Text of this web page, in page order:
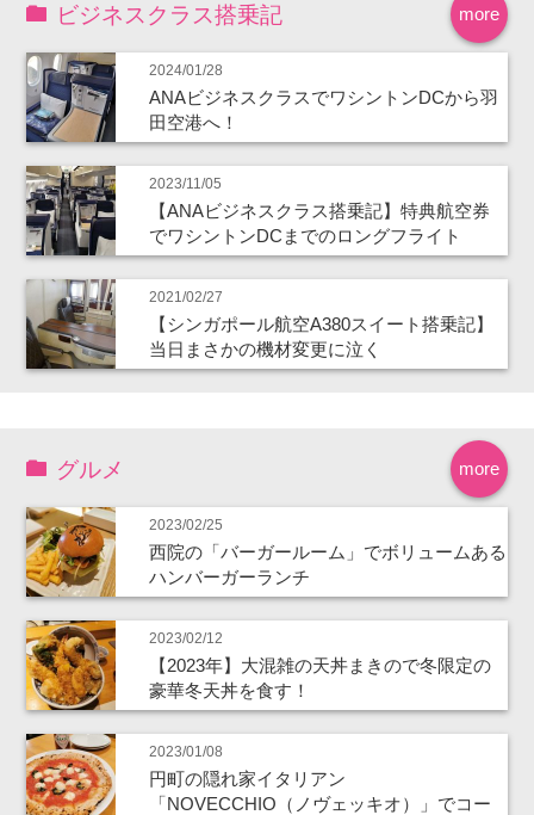
more
ビジネスクラス搭乗記
2024/01/28
ANAビジネスクラスでワシントンDCから羽
田空港へ！
2023/11/05
【ANAビジネスクラス搭乗記】特典航空券
でワシントンDCまでのロングフライト
2021/02/27
【シンガポール航空A380スイート搭乗記】
当日まさかの機材変更に泣く
more
グルメ
2023/02/25
西院の「バーガールーム」でボリュームある
ハンバーガーランチ
2023/02/12
【2023年】大混雑の天丼まきので冬限定の
豪華冬天丼を食す！
2023/01/08
円町の隠れ家イタリアン
「NOVECCHIO（ノヴェッキオ）」でコー